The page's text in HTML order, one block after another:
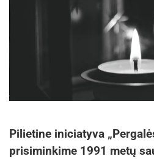
Pilietine iniciatyva
prisiminkime 1991 metų